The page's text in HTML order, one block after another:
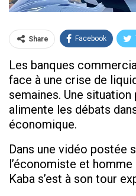
Share Facebook
Les banques
face à une crise de
semaines. Une
alimente les débats
économique.
Dans une vidéo postée
l’économiste et
Kaba s’est à son tour